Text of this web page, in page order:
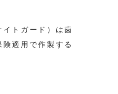
トガード）は歯
適用で作製する